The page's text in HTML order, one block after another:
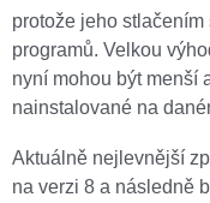
protože jeho stlačením
programů. Velkou
nyní mohou být menší
nainstalované na
Aktuálně nejlevnější
na verzi 8 a následně